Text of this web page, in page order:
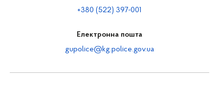
+380 (522) 397-001
Електронна пошта
gupolice@kg.police.gov.ua